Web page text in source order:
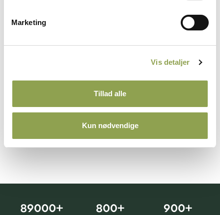
Marketing
Vis detaljer
Tillad alle
Kun nødvendige
Danmarks Jægerforbund og af jagt i
billederne, hvis du krediterer Danmarks
89000+ 800+ 900+